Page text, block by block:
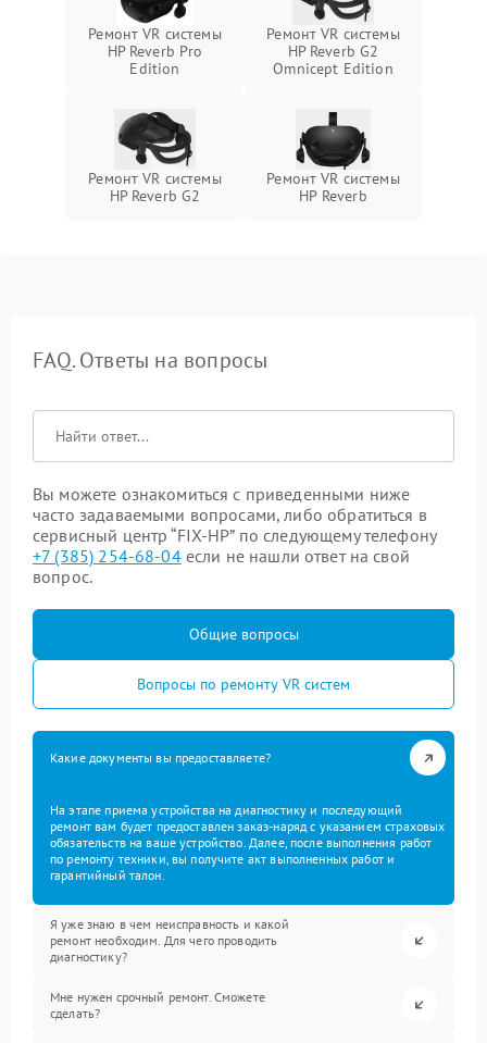
Ремонт VR системы
HP Reverb Pro
Edition
Ремонт VR системы
HP Reverb G2
Omnicept Edition
Ремонт VR системы
HP Reverb G2
Ремонт VR системы
HP Reverb
FAQ. Ответы на вопросы
Вы можете ознакомиться с приведенными ниже
часто задаваемыми вопросами, либо обратиться в
сервисный центр “FIX-HP” по следующему телефону
+7 (385) 254-68-04если не нашли ответ на свой
вопрос.
Общие вопросы
Вопросы по ремонту VR систем
Какие документы вы предоставляете?
На этапе приема устройства на диагностику и последующий
ремонт вам будет предоставлен заказ-наряд с указанием страховых
обязательств на ваше устройство. Далее, после выполнения работ
по ремонту техники, вы получите акт выполненных работ и
гарантийный талон.
Я уже знаю в чем неисправность и какой
ремонт необходим. Для чего проводить
диагностику?
Мне нужен срочный ремонт. Сможете
сделать?